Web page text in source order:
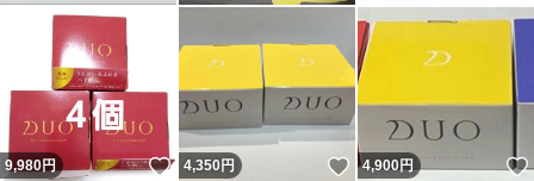
9,980円 いいね！
4,350円 いいね！
4,900円